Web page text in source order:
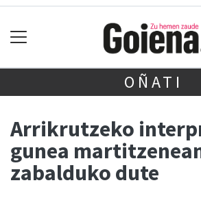
OÑATI
Arrikrutzeko
gunea
zabalduko dute